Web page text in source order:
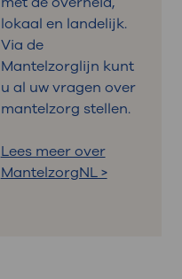
lokaal en landelijk.
Via de
Mantelzorglijn kunt
u al uw vragen over
mantelzorg stellen.
Lees meer over
MantelzorgNL >